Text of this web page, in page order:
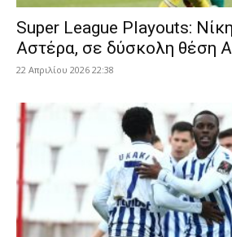
Super League Playouts:
Αστέρα, σε δύσκολη θέση
22 Απριλίου 2026 22:38